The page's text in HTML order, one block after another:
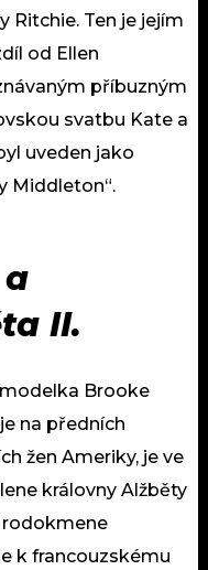
Ritchie. Ten je jejím
od Ellen
příbuzným
svatbu Kate a
uveden jako
Middleton“.
II.
Brooke
na předních
žen Ameriky, je ve
královny Alžběty
rodokmene
k francouzskému